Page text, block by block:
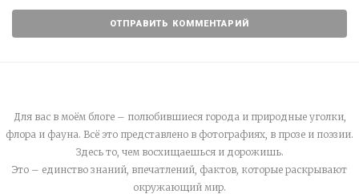
Для вас в моём блоге – полюбившиеся города и природные уголки,
флора и фауна. Всё это представлено в фотографиях, в прозе и поэзии.
Здесь то, чем восхищаешься и дорожишь.
Это – единство знаний, впечатлений, фактов, которые раскрывают
окружающий мир.